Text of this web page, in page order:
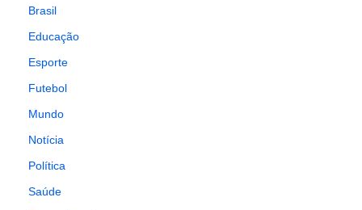
Brasil
Educação
Esporte
Futebol
Mundo
Notícia
Política
Saúde